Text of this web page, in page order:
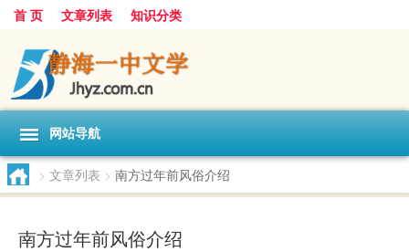
首 页 文章列表 知识分类
网站导航
> 文章列表 > 南方过年前风俗介绍
南方过年前风俗介绍